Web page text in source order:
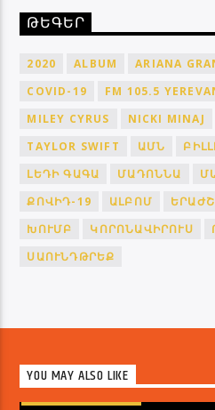
ԹԵԳԵՐ
2020 ALBUM ARIANA
COVID-19
FM 105.5
MILEY CYRUS
NICKI MINAJ
TAYLOR SWIFT
ԱՄՆ
ԼԵԴԻ ԳԱԳԱ
ՄԱԴՈՆՆԱ
ՔՈՎԻԴ-19
ԱԼԲՈՄ
ԽՈՒՄԲ
ԿՈՐՈՆԱՎԻՐՈՒՍ
ՍԱՈՒՆԴԹՐԵՔ
YOU MAY ALSO LIKE